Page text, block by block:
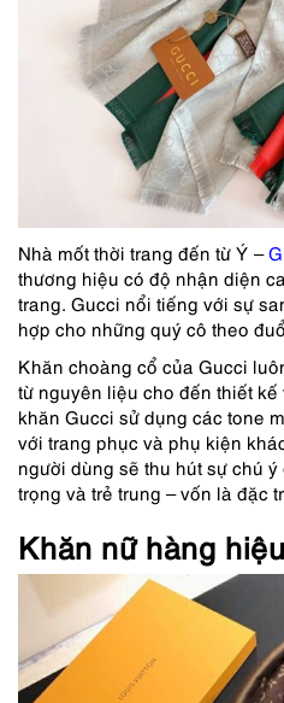
Nhà mốt thời trang đến từ Ý –
thương hiệu có độ nhận diện
trang. Gucci nổi tiếng với sự
hợp cho những quý cô theo
Khăn choàng cổ của Gucci
từ nguyên liệu cho đến thiết
khăn Gucci sử dụng các tone
với trang phục và phụ kiện
người dùng sẽ thu hút sự chú
trọng và trẻ trung – vốn là đặc
Khăn nữ hàng